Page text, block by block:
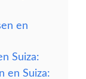
en
Suiza:
en Suiza: